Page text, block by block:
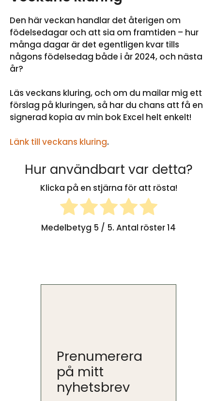
Den här veckan handlar det återigen om
födelsedagar och att sia om framtiden – hur
många dagar är det egentligen kvar tills
någons födelsedag både i år 2024, och nästa
år?
Läs veckans kluring, och om du mailar mig ett
förslag på kluringen, så har du chans att få en
signerad kopia av min bok Excel helt enkelt!
Länk till veckans kluring.
Hur användbart var detta?
Klicka på en stjärna för att rösta!
Medelbetyg 5 / 5. Antal röster14
Prenumerera
på mitt
nyhetsbrev